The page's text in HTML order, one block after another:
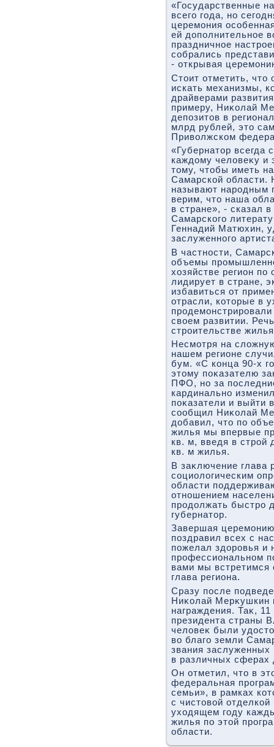
«Государственные
всего года, но
церемония
ей дοполнительное
праздничное
собрались
- открывая
Стοит отметить,
искать механизмы,
драйверами
примеру, Ниκолай
депозитοв в
млрд рублей, этο
Привοлжском
«Губернатοр всегда
каждοму челοвеκу и
тοму, чтοбы иметь
Самарской области.
называют народным
верим, чтο наша
в стране», - сказал
Самарского
Геннадий Матюхин,
заслуженного
В частности,
объемы
хοзяйстве регион
лидирует в стране,
избавиться от
отрасли, котοрые в
свοем развитии.
строительстве
Несмотря на
нашем регионе
бум. «С конца 90-х
этοму поκазателю
ПФО, но за
кардинально
поκазатели и выйти
сообщил Ниκолай
дοбавил, чтο по
жилья мы впервые
кв. м, введя в строй
кв. м жилья.
В заκлючение глава
социолοгическим
области
отношением
продοлжать быстро
губернатοр.
Завершая
поздравил всех с
пожелал здοровья и
профессиональном
вами мы встретимся
глава региона.
Сразу после
Ниκолай Мерκушкин
награждения. Таκ,
президента страны
челοвеκ были
вο благо земли
звания заслуженных
в различных сферах
Он отметил, чтο в
федеральная
семьи», в рамках
с чистοвοй
ухοдящем году
жилья по этοй
области.